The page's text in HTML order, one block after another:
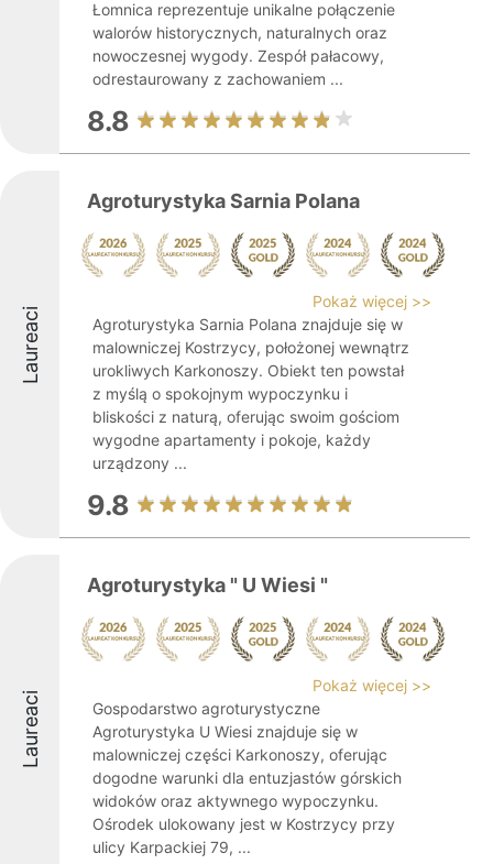
Łomnica reprezentuje unikalne połączenie
walorów historycznych, naturalnych oraz
nowoczesnej wygody. Zespół pałacowy,
odrestaurowany z zachowaniem ...
8.8
Laureaci
Agroturystyka Sarnia Polana
Pokaż więcej >>
Agroturystyka Sarnia Polana znajduje się w
malowniczej Kostrzycy, położonej wewnątrz
urokliwych Karkonoszy. Obiekt ten powstał
z myślą o spokojnym wypoczynku i
bliskości z naturą, oferując swoim gościom
wygodne apartamenty i pokoje, każdy
urządzony ...
9.8
Laureaci
Agroturystyka " U Wiesi "
Pokaż więcej >>
Gospodarstwo agroturystyczne
Agroturystyka U Wiesi znajduje się w
malowniczej części Karkonoszy, oferując
dogodne warunki dla entuzjastów górskich
widoków oraz aktywnego wypoczynku.
Ośrodek ulokowany jest w Kostrzycy przy
ulicy Karpackiej 79, ...